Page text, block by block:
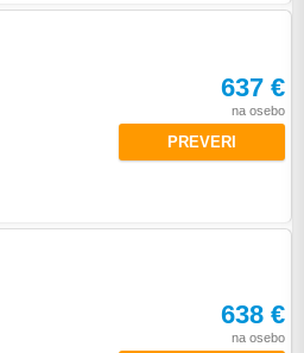
637 €
na osebo
PREVERI
638 €
na osebo